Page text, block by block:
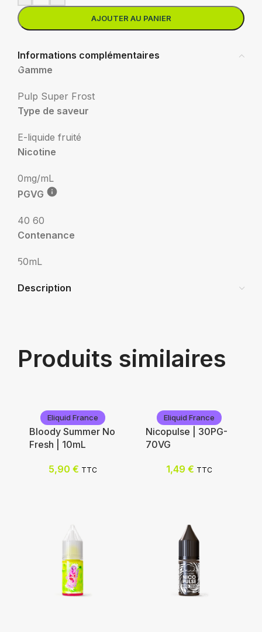
AJOUTER AU PANIER
Informations complémentaires
Gamme
Pulp Super Frost
Type de saveur
E-liquide fruité
Nicotine
0mg/mL
PGVG
40 60
Contenance
50mL
Description
Produits similaires
Eliquid France
Bloody Summer No
Fresh | 10mL
5,90 € TTC
Eliquid France
Nicopulse | 30PG-
70VG
1,49 € TTC